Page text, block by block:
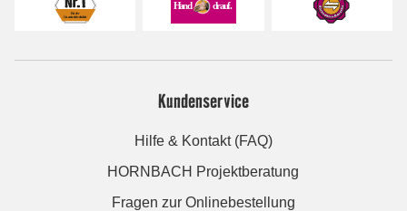
Kundenservice
Hilfe & Kontakt (FAQ)
HORNBACH Projektberatung
Fragen zur Onlinebestellung